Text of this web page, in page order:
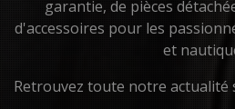
garantie, de pièces
d'accessoires pour les
et
Retrouvez toute notre actualité